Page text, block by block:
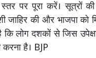
स्तर पर पूरा करें। सूत्रों
जाहिर की और भाजपा
लोग दशकों से जिस
है। BJP